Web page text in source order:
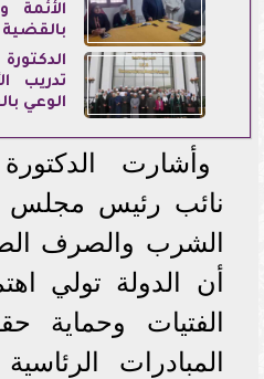
الأئمة
تدريب
الوعي
وأشارت
نائب رئيس مجلس
الشرب والصرف
أن الدولة تولي
الفتيات وحماية
المبادرات